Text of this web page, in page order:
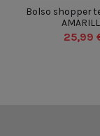
Bolso shopper
25,99
UN